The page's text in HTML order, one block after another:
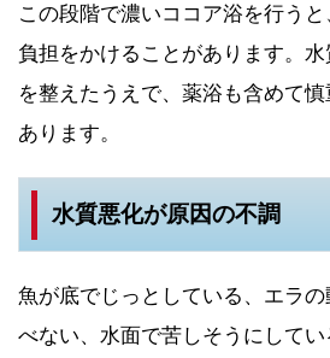
この段階で濃いココア浴を行う
負担をかけることがあります。
を整えたうえで、薬浴も含めて
あります。
水質悪化が原因の不調
魚が底でじっとしている、エラ
べない、水面で苦しそうにして